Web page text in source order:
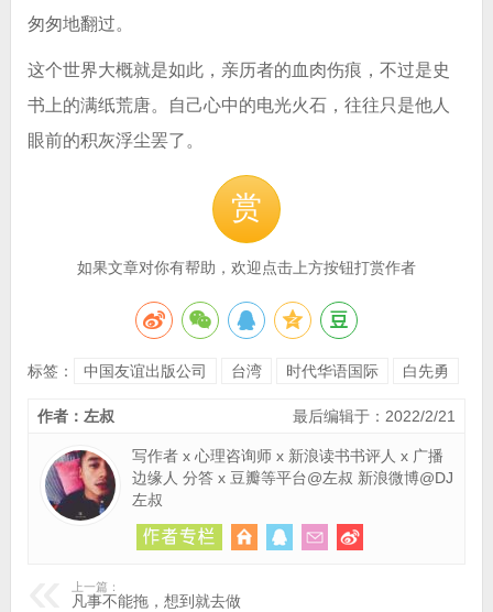
匆匆地翻过。
这个世界大概就是如此，亲历者的血肉伤痕，不过是史
书上的满纸荒唐。自己心中的电光火石，往往只是他人
眼前的积灰浮尘罢了。
赏
如果文章对你有帮助，欢迎点击上方按钮打赏作者
标签： 中国友谊出版公司 台湾 时代华语国际 白先勇
最后编辑于：2022/2/21
作者：左叔
写作者 x 心理咨询师 x 新浪读书书评人 x 广播
边缘人 分答 x 豆瓣等平台@左叔 新浪微博@DJ
左叔
上一篇：
凡事不能拖，想到就去做